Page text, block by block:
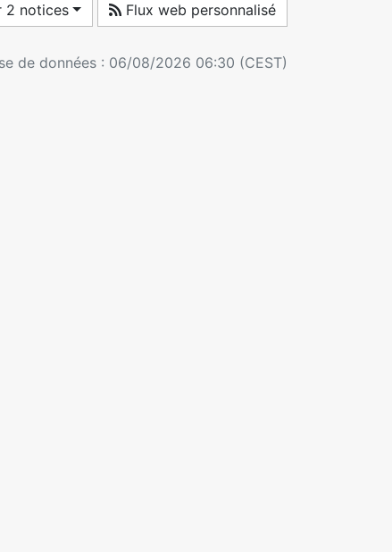
2 notices Flux web personnalisé
de données : 06/08/2026 06:30 (CEST)